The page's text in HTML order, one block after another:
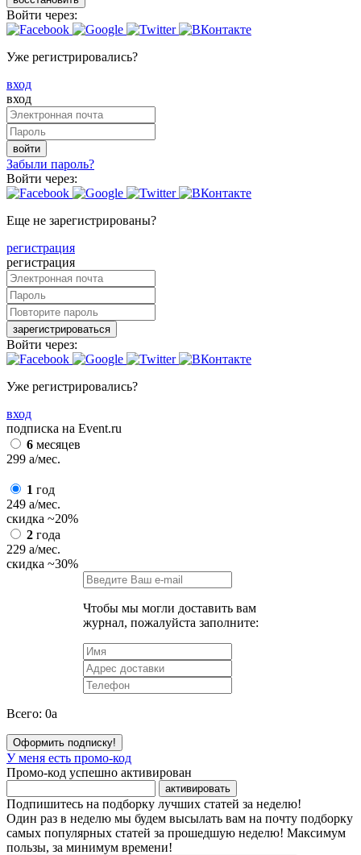
Войти через:
Уже регистрировались?
вход
вход
войти
Забыли пароль?
Войти через:
Еще не зарегистрированы?
регистрация
регистрация
зарегистрироваться
Войти через:
Уже регистрировались?
вход
подписка на Event.ru
6 месяцев
299 a/мес.
1 год
249 a/мес.
скидка ~20%
2 года
229 a/мес.
скидка ~30%
Чтобы мы могли доставить вам
журнал, пожалуйста заполните:
Всего: 0a
Оформить подписку!
У меня есть промо-код
Промо-код успешно активирован
активировать
Подпишитесь на подборку лучших статей за неделю!
Один раз в неделю мы будем высылать вам на почту подборку
самых популярных статей за прошедшую неделю! Максимум
пользы, за минимум времени!